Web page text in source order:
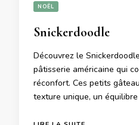
NOËL
Snickerdoodle
Découvrez le
pâtisserie américaine qui
réconfort. Ces petits
texture unique, un